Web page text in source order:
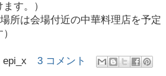
ます。）
所は会場付近の中華料理店を予定
epi_x 3 コメント